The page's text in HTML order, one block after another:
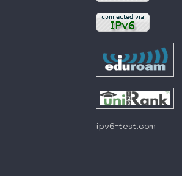
ipv6-test.com